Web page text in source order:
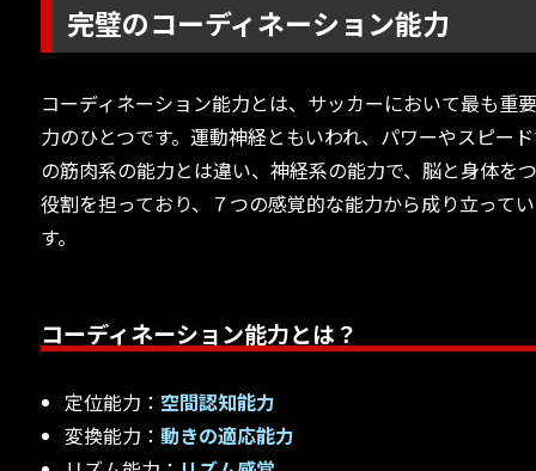
完璧のコーディネーション能力
コーディネーション能力とは、サッカーにおいて最も重
力のひとつです。運動神経ともいわれ、パワーやスピー
の筋肉系の能力とは違い、神経系の能力で、脳と身体を
役割を担っており、７つの感覚的な能力から成り立って
す。
コーディネーション能力とは？
定位能力： 空間認知能力
変換能力：動きの適応能力